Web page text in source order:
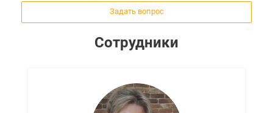
Задать вопрос
Сотрудники